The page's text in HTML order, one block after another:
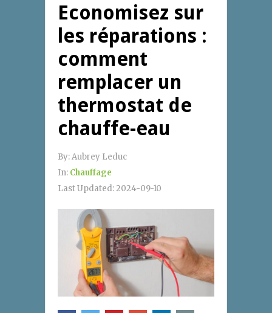
Economisez sur
les réparations :
comment
remplacer un
thermostat de
chauffe-eau
By:Aubrey Leduc
In: Chauffage
Last Updated:2024-09-10